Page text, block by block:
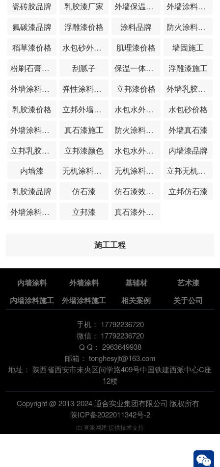
瓷砖胶品牌
乳胶漆厂家 外墙保温一体板图片
外墙涂料品牌
氟碳漆品牌
浮雕漆价格 涂料品牌
防火涂料施工
稻草漆价格
水包砂外墙漆效果图 肌理漆价格
墙固施工
粉刷石膏价格
刮腻子 保温一体板价格
浮雕漆施工
外墙涂料价格
弹性涂料价格 立邦漆价格
外墙乳胶漆价格
乳胶漆价格
立邦外墙漆价格 水包水外墙涂料
水包砂价格
外墙涂料施工
真石漆施工 防火涂料价格
外墙真石漆
立邦乳胶漆官网
立邦漆颜色 水包水外墙涂料效果图
内墙漆品牌
内墙漆
无机涂料品牌 无机涂料价格
立邦无机涂料价格
乳胶漆品牌
仿石漆 仿石漆效果图片
立邦仿石漆
外墙涂料效果图
立邦漆 真石漆外墙效果图片
施工工程
内墙涂料 外墙涂料 基辅材
艺术漆
内墙涂料施工
外墙涂料施工 相关案例 关于公司
手机： 17792236720
微信： 17792236720
Q Q： 2963649938
邮箱： tonghesyjt@163.com
地址： 陕西省西安市未央区问学路409号中国铁建西派中心C座
12楼
Copyright @ 2013-2024 通合实业集团有限公司 版权所有
陕ICP备2022011342号-2
由 查派网建 提供技术支持